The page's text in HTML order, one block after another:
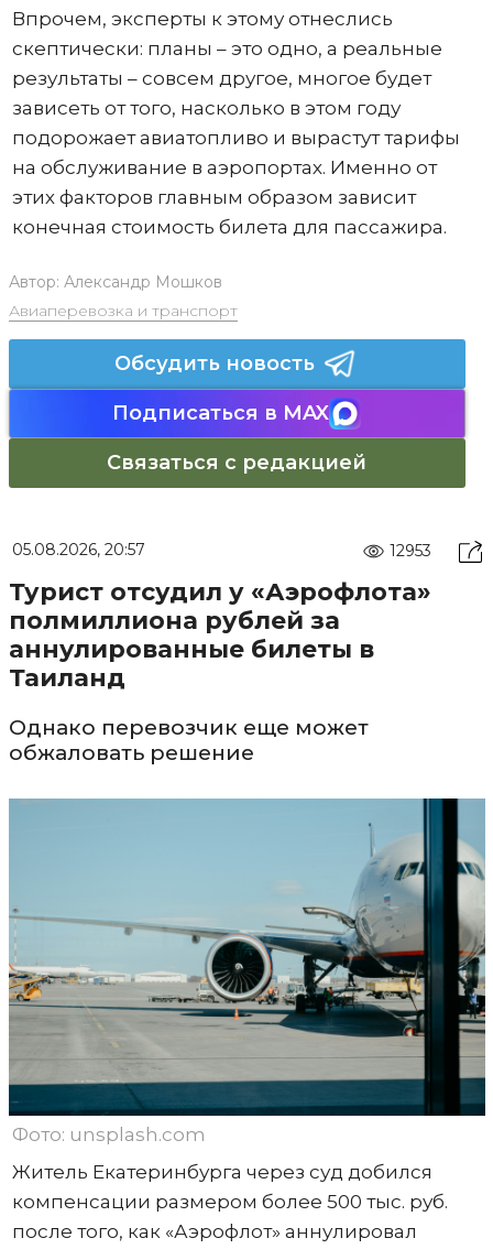
Впрочем, эксперты к этому отнеслись
скептически: планы – это одно, а реальные
результаты – совсем другое, многое будет
зависеть от того, насколько в этом году
подорожает авиатопливо и вырастут тарифы
на обслуживание в аэропортах. Именно от
этих факторов главным образом зависит
конечная стоимость билета для пассажира.
Автор: Александр Мошков
Авиаперевозка и транспорт
Обсудить новость
Подписаться в MAX
Связаться с редакцией
05.08.2026, 20:57 12953
Турист отсудил у «Аэрофлота»
полмиллиона рублей за
аннулированные билеты в
Таиланд
Однако перевозчик еще может
обжаловать решение
Фото: unsplash.com
Житель Екатеринбурга через суд добился
компенсации размером более 500 тыс. руб.
после того, как «Аэрофлот» аннулировал